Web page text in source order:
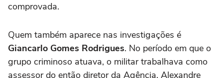
comprovada.
Quem também aparece nas investigações é
Giancarlo Gomes Rodrigues. No período em que o
grupo criminoso atuava, o militar trabalhava como
assessor do então diretor da Agência, Alexandre